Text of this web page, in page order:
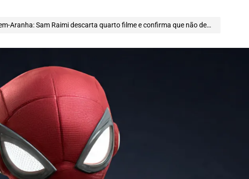
Aranha: Sam Raimi descarta quarto filme e confirma que não deve retornar à franquia